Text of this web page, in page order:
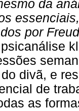
da
por
divã, e
de
as